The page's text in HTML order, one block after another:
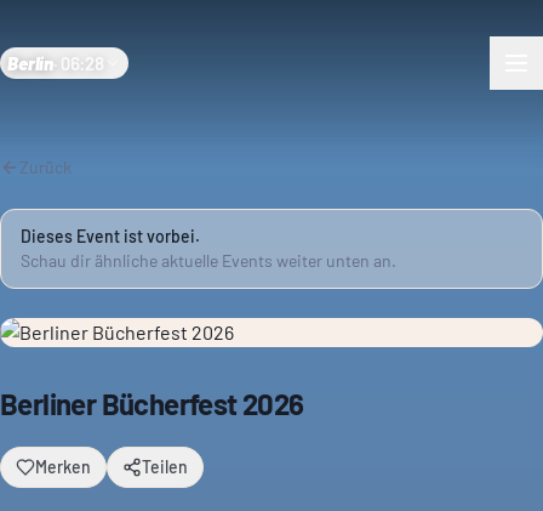
Berlin 06:28
Zurück
Dieses Event ist vorbei.
Schau dir ähnliche aktuelle Events weiter unten an.
Berliner Bücherfest 2026
Merken Teilen